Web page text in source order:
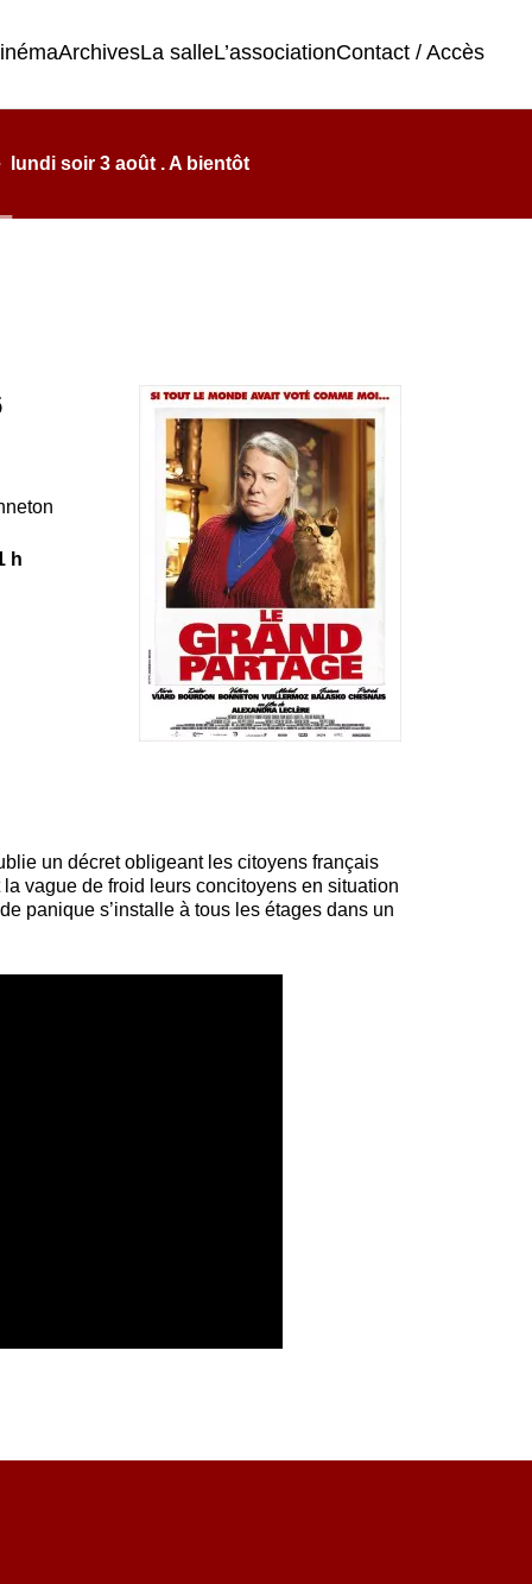
ArchivesLa salleL’associationContact / Accès
lundi soir 3 août . A bientôt
h
un décret obligeant les citoyens français
vague de froid leurs concitoyens en situation
panique s’installe à tous les étages dans un